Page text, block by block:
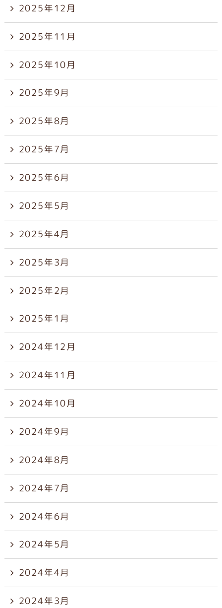
2025年12月
2025年11月
2025年10月
2025年9月
2025年8月
2025年7月
2025年6月
2025年5月
2025年4月
2025年3月
2025年2月
2025年1月
2024年12月
2024年11月
2024年10月
2024年9月
2024年8月
2024年7月
2024年6月
2024年5月
2024年4月
2024年3月